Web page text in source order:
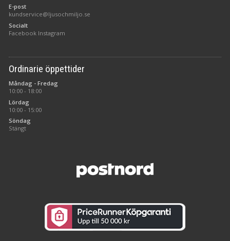
E-post
kundservice@ljusochmiljo.se
Socialt
Facebook Instagram
Ordinarie öppettider
Måndag - Fredag
10:00 - 18:00
Lördag
10:00 - 15:00
Söndag
Stängt